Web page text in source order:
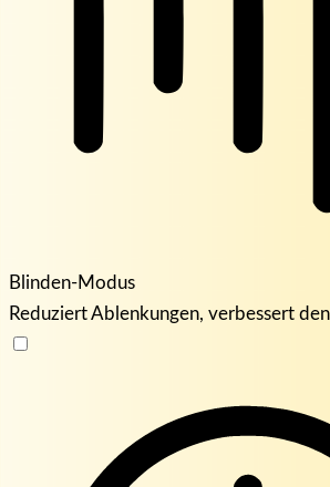
Blinden-Modus
Reduziert Ablenkungen, verbessert